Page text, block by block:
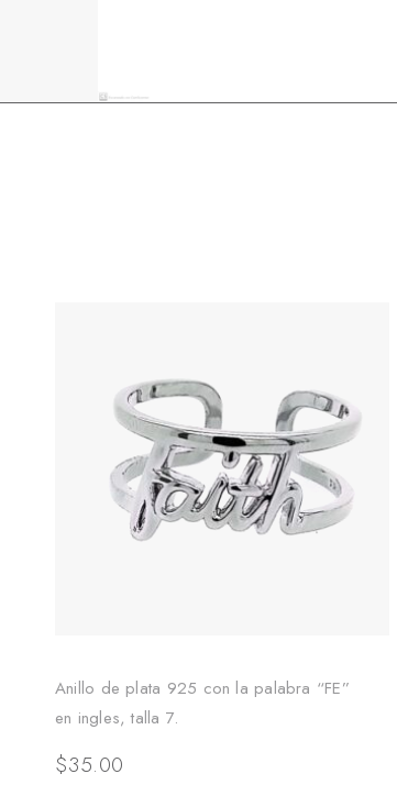
Anillo de plata 925 con la palabra “FE”
en ingles, talla 7.
$35.00